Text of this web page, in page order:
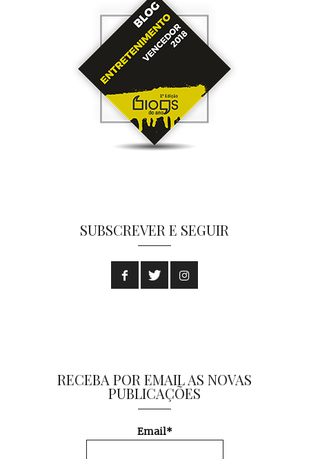
SUBSCREVER E SEGUIR
RECEBA POR EMAIL AS NOVAS
PUBLICAÇÕES
Email*